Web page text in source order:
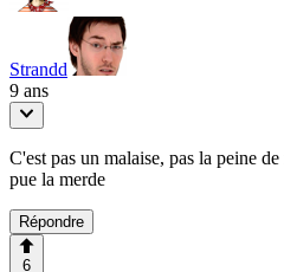
Strandd
9 ans
C'est pas un malaise, pas la peine
pue la merde
Répondre
6